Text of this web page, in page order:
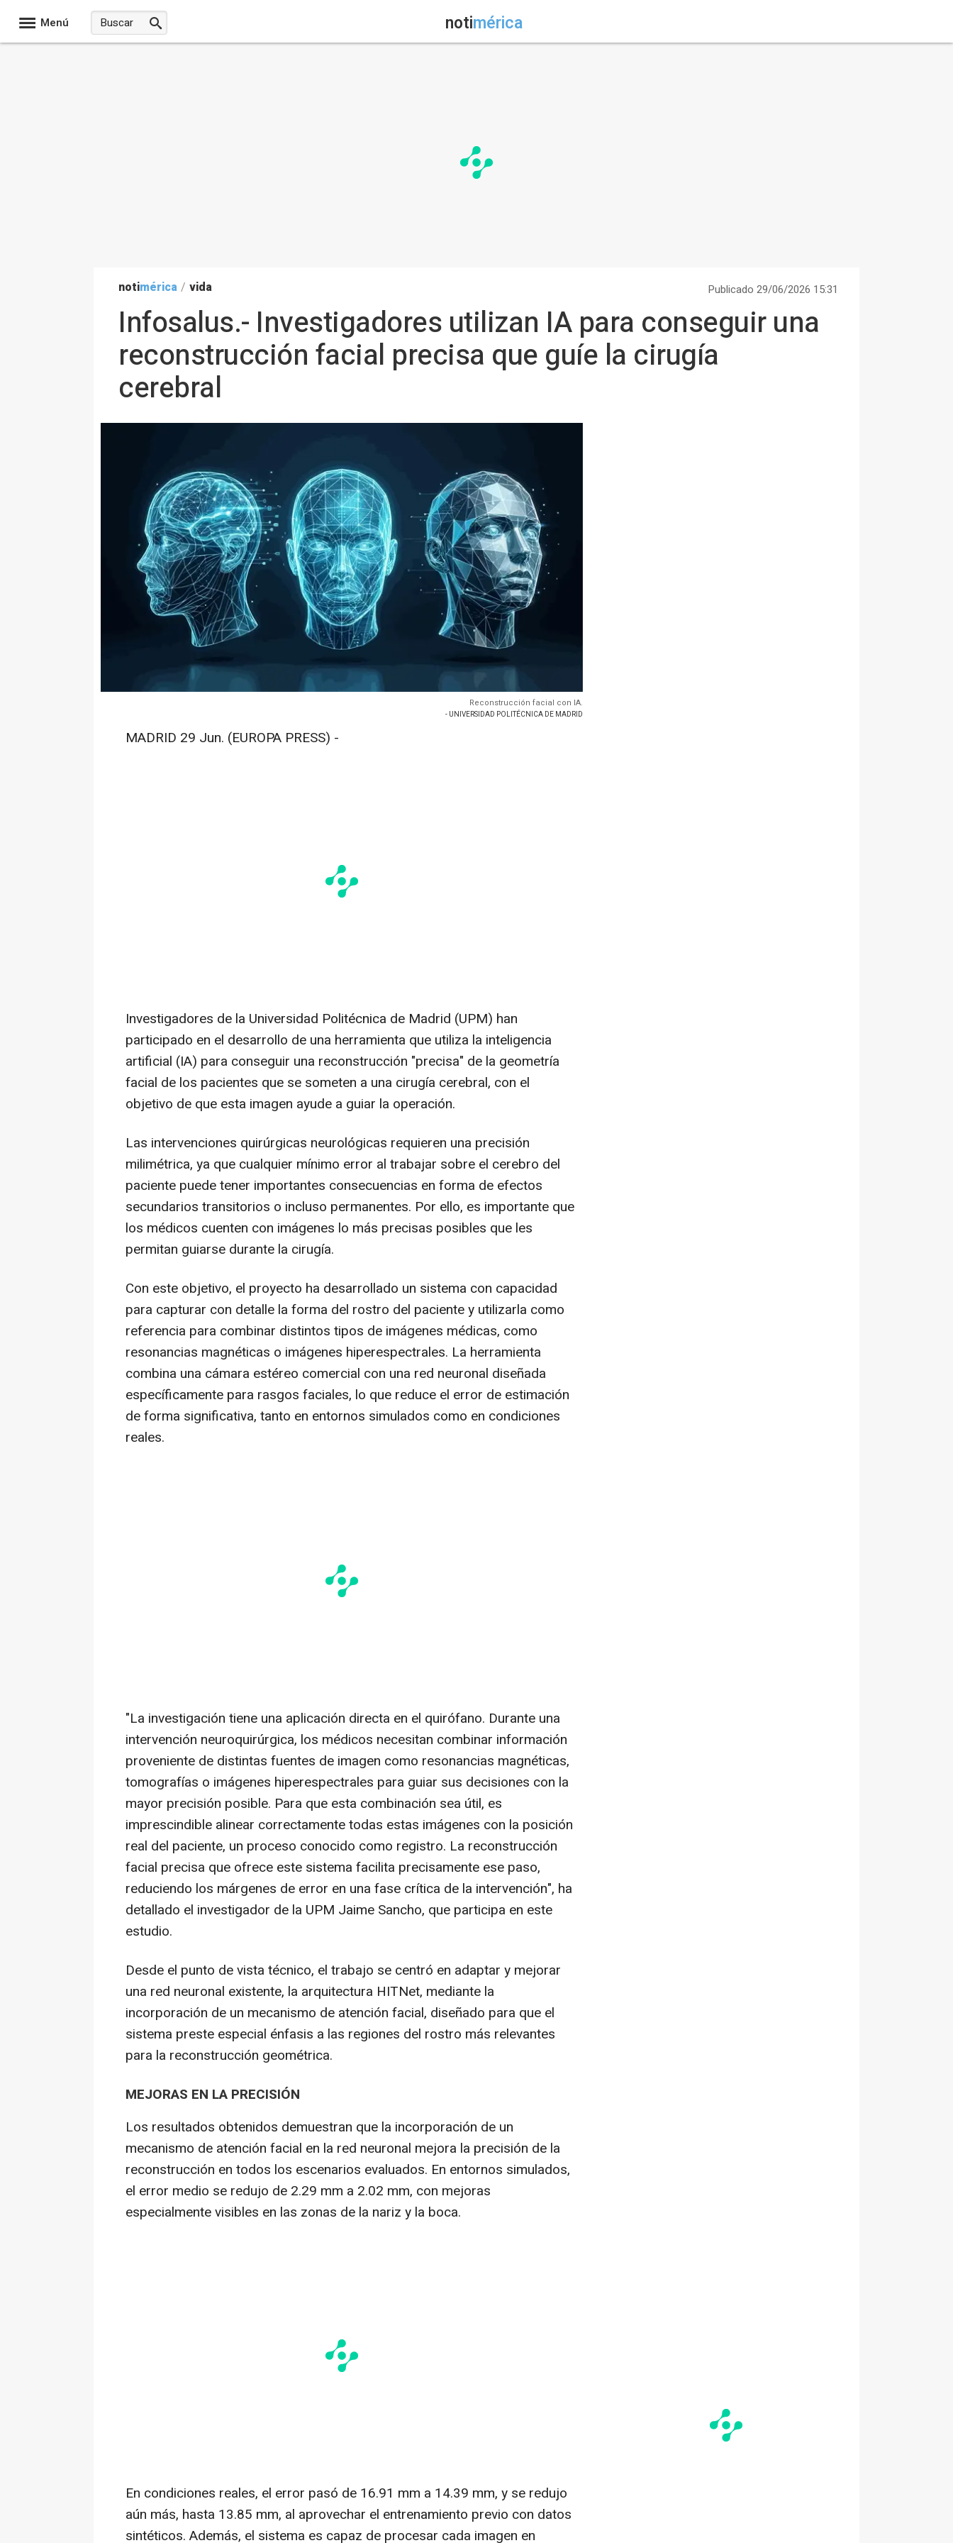
Menú notimérica
notimérica / vida Publicado 29/06/2026 15:31
Infosalus.- Investigadores utilizan IA para conseguir una
reconstrucción facial precisa que guíe la cirugía
cerebral
Reconstrucción facial con IA.
- UNIVERSIDAD POLITÉCNICA DE MADRID
MADRID 29 Jun. (EUROPA PRESS) -
Investigadores de la Universidad Politécnica de Madrid (UPM) han
participado en el desarrollo de una herramienta que utiliza la inteligencia
artificial (IA) para conseguir una reconstrucción "precisa" de la geometría
facial de los pacientes que se someten a una cirugía cerebral, con el
objetivo de que esta imagen ayude a guiar la operación.
Las intervenciones quirúrgicas neurológicas requieren una precisión
milimétrica, ya que cualquier mínimo error al trabajar sobre el cerebro del
paciente puede tener importantes consecuencias en forma de efectos
secundarios transitorios o incluso permanentes. Por ello, es importante que
los médicos cuenten con imágenes lo más precisas posibles que les
permitan guiarse durante la cirugía.
Con este objetivo, el proyecto ha desarrollado un sistema con capacidad
para capturar con detalle la forma del rostro del paciente y utilizarla como
referencia para combinar distintos tipos de imágenes médicas, como
resonancias magnéticas o imágenes hiperespectrales. La herramienta
combina una cámara estéreo comercial con una red neuronal diseñada
específicamente para rasgos faciales, lo que reduce el error de estimación
de forma significativa, tanto en entornos simulados como en condiciones
reales.
"La investigación tiene una aplicación directa en el quirófano. Durante una
intervención neuroquirúrgica, los médicos necesitan combinar información
proveniente de distintas fuentes de imagen como resonancias magnéticas,
tomografías o imágenes hiperespectrales para guiar sus decisiones con la
mayor precisión posible. Para que esta combinación sea útil, es
imprescindible alinear correctamente todas estas imágenes con la posición
real del paciente, un proceso conocido como registro. La reconstrucción
facial precisa que ofrece este sistema facilita precisamente ese paso,
reduciendo los márgenes de error en una fase crítica de la intervención", ha
detallado el investigador de la UPM Jaime Sancho, que participa en este
estudio.
Desde el punto de vista técnico, el trabajo se centró en adaptar y mejorar
una red neuronal existente, la arquitectura HITNet, mediante la
incorporación de un mecanismo de atención facial, diseñado para que el
sistema preste especial énfasis a las regiones del rostro más relevantes
para la reconstrucción geométrica.
MEJORAS EN LA PRECISIÓN
Los resultados obtenidos demuestran que la incorporación de un
mecanismo de atención facial en la red neuronal mejora la precisión de la
reconstrucción en todos los escenarios evaluados. En entornos simulados,
el error medio se redujo de 2.29 mm a 2.02 mm, con mejoras
especialmente visibles en las zonas de la nariz y la boca.
En condiciones reales, el error pasó de 16.91 mm a 14.39 mm, y se redujo
aún más, hasta 13.85 mm, al aprovechar el entrenamiento previo con datos
sintéticos. Además, el sistema es capaz de procesar cada imagen en